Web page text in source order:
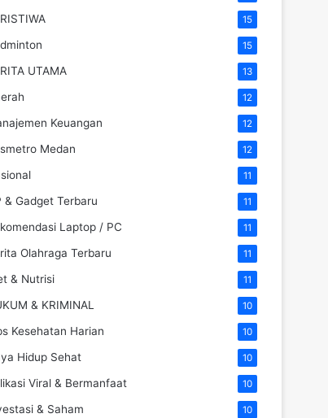
15
15
UTAMA 13
12
Keuangan 12
Medan 12
11
& Gadget Terbaru 11
Laptop / PC 11
Olahraga Terbaru 11
& Nutrisi 11
& KRIMINAL 10
Kesehatan Harian 10
Hidup Sehat 10
Viral & Bermanfaat 10
& Saham 10